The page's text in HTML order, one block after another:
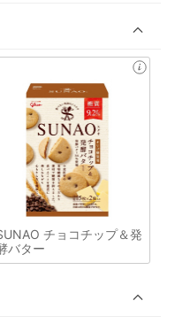
チョコチップ＆発
バター